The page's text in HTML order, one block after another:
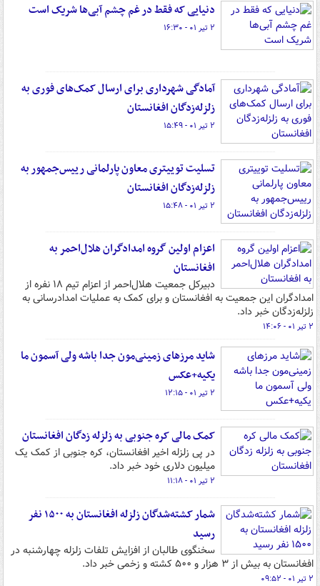
دنیایی که فقط در غم چشم آبی‌ها شریک است
۲ تیر ۰۱ - ۱۶:۳۰
آمادگی شهرداری برای ارسال کمک‌های فوری به
زلزله‌زدگان افغانستان
۲ تیر ۰۱ - ۱۵:۴۹
تسلیت توییتری معاون پارلمانی رییس‌جمهور به
زلزله‌زدگان افغانستان
۲ تیر ۰۱ - ۱۵:۴۸
اعزام اولین گروه امدادگران هلال‌احمر به
افغانستان
دبیرکل جمعیت هلال‌احمر از اعزام تیم ۱۸ نفره از
امدادگران این جمعیت به افغانستان و برای کمک به عملیات امدادرسانی به
زلزله‌زدگان خبر داد.
۲ تیر ۰۱ - ۱۴:۰۶
شاید مرزهای زمینی‌مون جدا باشه ولی آسمون ما
یکیه+عکس
۲ تیر ۰۱ - ۱۲:۱۵
کمک مالی کره جنوبی به زلزله زدگان افغانستان
در پی زلزله اخیر افغانستان، کره جنوبی از کمک یک
میلیون دلاری خود خبر داد.
۲ تیر ۰۱ - ۱۱:۱۸
شمار کشته‌شدگان زلزله افغانستان به ۱۵۰۰ نفر
رسید
سخنگوی طالبان از افزایش تلفات زلزله چهارشنبه در
افغانستان به بیش از ۳ هزار و ۵۰۰ کشته و زخمی خبر داد.
۲ تیر ۰۱ - ۰۹:۵۲